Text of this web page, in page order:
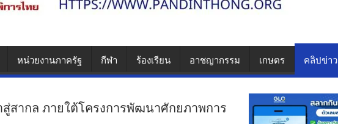
หน่วยงานภาครัฐ กีฬา ร้องเรียน อาชญากรรม เกษตร คลิปข่าว
สากล ภายใต้โครงการพัฒนาศักยภาพการ